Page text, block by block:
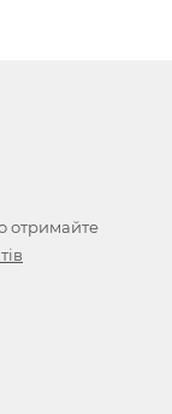
отримайте